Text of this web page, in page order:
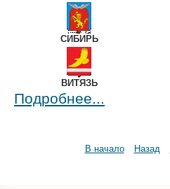
СИБИРЬ
ВИТЯЗЬ
Подробнее...
В начало Назад